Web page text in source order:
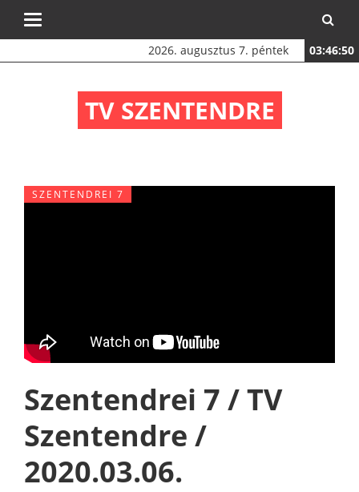
Toggle
2026. augusztus 7. péntek 03:46:50
TV SZENTENDRE
SZENTENDREI 7
Szentendrei 7 / TV
Szentendre /
2020.03.06.